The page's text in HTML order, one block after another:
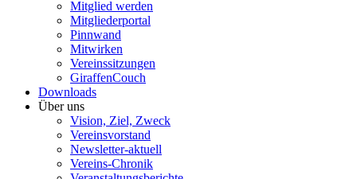
Mitglied werden
Mitgliederportal
Pinnwand
Mitwirken
Vereinssitzungen
GiraffenCouch
Downloads
Über uns
Vision, Ziel, Zweck
Vereinsvorstand
Newsletter-aktuell
Vereins-Chronik